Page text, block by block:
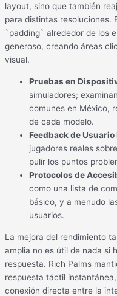
layout, sino que también
para distintas resoluciones.
`padding` alrededor de los
generoso, creando áreas
visual.
Pruebas en
simuladores;
comunes en México,
de cada modelo.
Feedback de Usuario
jugadores reales
pulir los puntos
Protocolos de
como una lista de
básico, y a menudo
usuarios.
La mejora del rendimiento
amplia no es útil de nada si
respuesta. Rich Palms
respuesta táctil
conexión directa entre la